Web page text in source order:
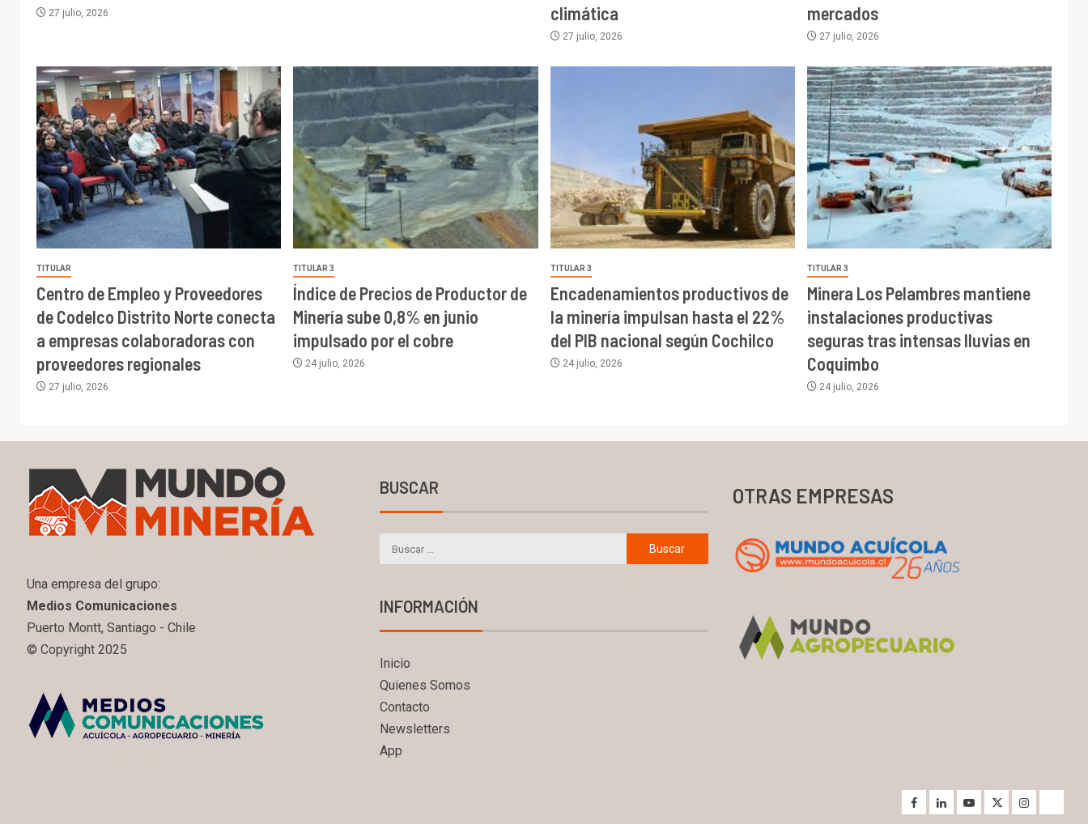
27 julio, 2026
climática
27 julio, 2026
mercados
27 julio, 2026
TITULAR
Centro de Empleo y Proveedores
de Codelco Distrito Norte conecta
a empresas colaboradoras con
proveedores regionales
27 julio, 2026
TITULAR 3
Índice de Precios de Productor de
Minería sube 0,8% en junio
impulsado por el cobre
24 julio, 2026
TITULAR 3
Encadenamientos productivos de
la minería impulsan hasta el 22%
del PIB nacional según Cochilco
24 julio, 2026
TITULAR 3
Minera Los Pelambres mantiene
instalaciones productivas
seguras tras intensas lluvias en
Coquimbo
24 julio, 2026
Una empresa del grupo:
Medios Comunicaciones
Puerto Montt, Santiago - Chile
© Copyright 2025
BUSCAR
INFORMACIÓN
Inicio
Quienes Somos
Contacto
Newsletters
App
OTRAS EMPRESAS